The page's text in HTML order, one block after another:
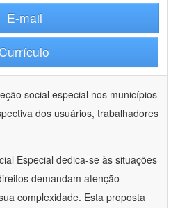
E-mail
Currículo
social especial nos municípios
dos usuários, trabalhadores
Especial dedica-se às situações
demandam atenção
complexidade. Esta proposta